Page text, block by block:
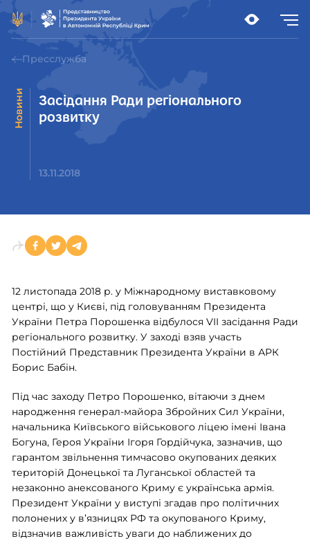
Пресслужба
Новини
Засідання Ради регіонального
розвитку
13.11.2018
12 листопада 2018 р. у Міжнародному виставковому
центрі, що у Києві, під головуванням Президента
України Петра Порошенка відбулося VII засідання Ради
регіонального розвитку. У заході взяв участь
Постійний Представник Президента України в АРК
Борис Бабін.
Під час заходу Петро Порошенко, вітаючи з днем
народження генерал-майора Збройних Сил України,
начальника Київського військового ліцею імені Івана
Богуна, Героя України Ігоря Гордійчука, зазначив, що
гарантом звільнення тимчасово окупованих деяких
територій Донецької та Луганської областей та
незаконно анексованого Криму є українська армія.
Президент України у виступі згадав про політичних
полонених у в’язницях РФ та окупованого Криму,
відзначив важливість уваги до наближених до